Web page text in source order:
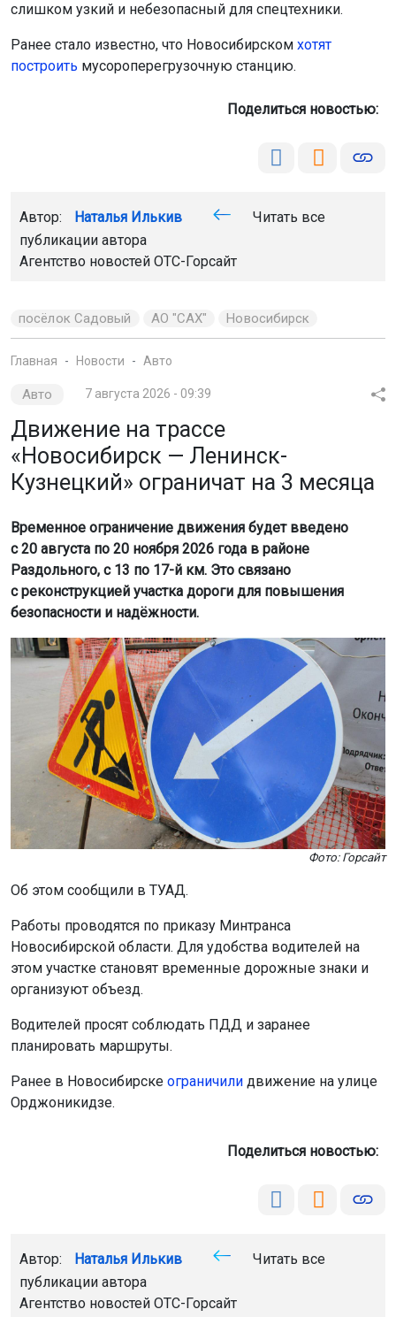
слишком узкий и небезопасный для спецтехники.
Ранее стало известно, что Новосибирском хотят
построить мусороперегрузочную станцию.
Поделиться новостью:
Автор: Наталья Илькив
Читать все
публикации автора
Агентство новостей ОТС-Горсайт
посёлок Садовый АО "САХ" Новосибирск
Главная Новости Авто
Авто 7 августа 2026 - 09:39
Движение на трассе
«Новосибирск — Ленинск-
Кузнецкий» ограничат на 3 месяца
Временное ограничение движения будет введено
с 20 августа по 20 ноября 2026 года в районе
Раздольного, с 13 по 17-й км. Это связано
с реконструкцией участка дороги для повышения
безопасности и надёжности.
Фото: Горсайт
Об этом сообщили в ТУАД.
Работы проводятся по приказу Минтранса
Новосибирской области. Для удобства водителей на
этом участке становят временные дорожные знаки и
организуют объезд.
Водителей просят соблюдать ПДД и заранее
планировать маршруты.
Ранее в Новосибирске ограничили движение на улице
Орджоникидзе.
Поделиться новостью:
Автор: Наталья Илькив
Читать все
публикации автора
Агентство новостей ОТС-Горсайт